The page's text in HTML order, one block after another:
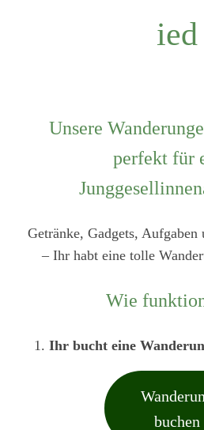
ied
Unsere
perfekt für
Getränke, Gadgets,
– Ihr habt eine tolle
Wie
Ihr bucht eine
buchen